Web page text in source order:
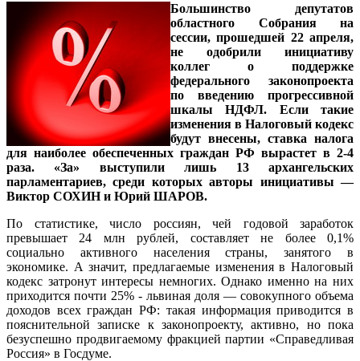
Большинство депутатов
областного Собрания на
сессии, прошедшей 22 апреля,
не одобрили инициативу
коллег о поддержке
федерального законопроекта
по введению прогрессивной
шкалы НДФЛ. Если такие
изменения в Налоговый кодекс
будут внесены, ставка налога
для наиболее обеспеченных граждан РФ вырастет в 2-4
раза. «За» выступили лишь 13 архангельских
парламентариев, среди которыхавторы инициативы —
Виктор СОХИН и Юрий ШАРОВ.
По статистике, число россиян, чей годовой заработок
превышает 24 млн рублей, составляет не более 0,1%
социально активного населения страны, занятого в
экономике. А значит, предлагаемые изменения в Налоговый
кодекс затронут интересы немногих. Однако именно на них
приходится почти 25% - львиная доля — совокупного объема
доходов всех граждан РФ: такая информация приводится в
пояснительной записке к законопроекту, активно, но пока
безуспешно продвигаемому фракцией партии «Справедливая
Россия» в Госдуме.